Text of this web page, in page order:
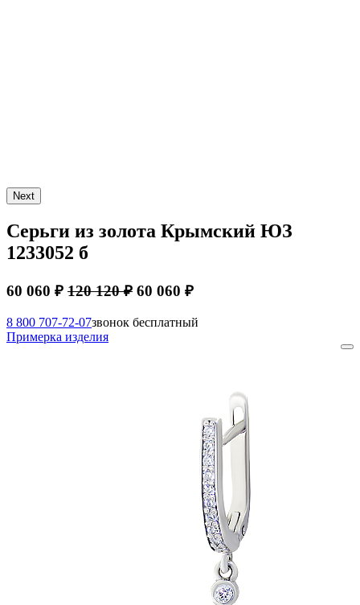
Next
Серьги из золота Крымский ЮЗ
1233052 б
60 060 ₽ 120 120 ₽ 60 060 ₽
8 800 707-72-07звонок бесплатный
Примерка изделия